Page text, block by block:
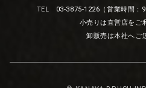
TEL 03-3875-1226（営業時間：
小売りは直営店をご
卸販売は本社へご